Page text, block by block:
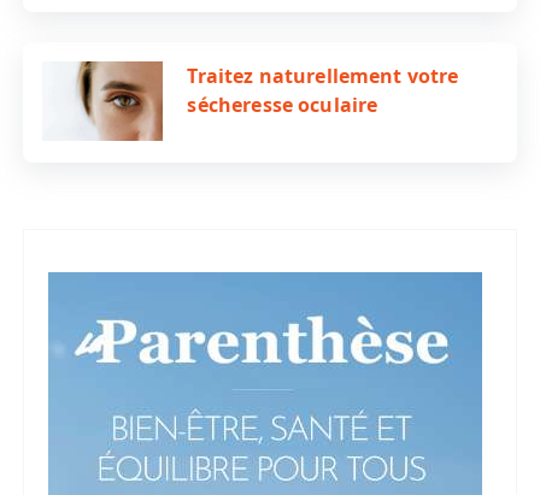
Traitez naturellement votre
sécheresse oculaire